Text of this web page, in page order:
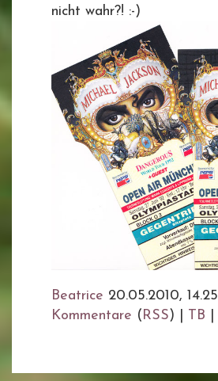
nicht wahr?! :-)
Beatrice 20.05.2010, 14.25
Kommentare ( RSS) | TB